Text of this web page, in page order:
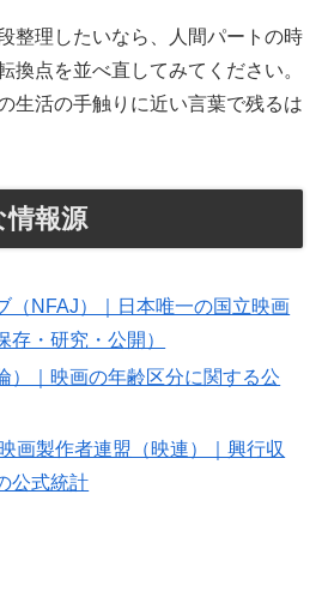
整理したいなら、人間パートの時
換点を並べ直してみてください。
生活の手触りに近い言葉で残るは
情報源
（NFAJ）｜日本唯一の国立映画
存・研究・公開）
）｜映画の年齢区分に関する公
画製作者連盟（映連）｜興行収
公式統計